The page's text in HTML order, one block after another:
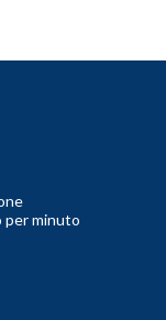
per minuto